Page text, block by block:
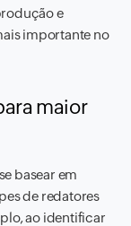
e
importante no
maior
basear em
de redatores
ao identificar